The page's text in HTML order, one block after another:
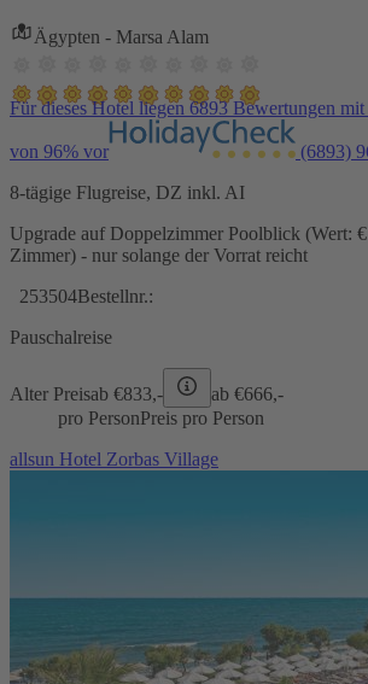
Ägypten - Marsa Alam
Für dieses Hotel liegen 6893 Bewertungen
von 96% vor (6893)
8-tägige Flugreise, DZ inkl. AI
Upgrade auf Doppelzimmer Poolblick (Wert:
Zimmer) - nur solange der Vorrat reicht
253504Bestellnr.:
Pauschalreise
Alter Preisab €833,- ab €666,-
pro PersonPreis pro Person
allsun Hotel Zorbas Village